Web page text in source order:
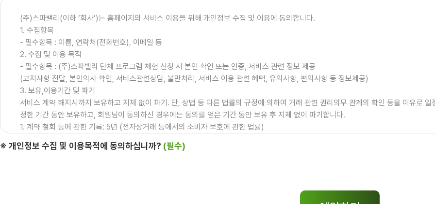
(주)스파밸리(이하 ‘회사’)는 홈페이지의 서비스 이용을 위해 개인정보 수집 및 이용에 동의합니다.
1. 수집항목
- 필수항목 : 이름, 연락처(전화번호), 이메일 등
2. 수집 및 이용 목적
- 필수항목 : (주)스파밸리 단체 프로그램 체험 신청 시 본인 확인 또는 인증, 서비스 관련 정보 제공
(고지사항 전달, 본인의사 확인, 서비스관련상담, 불만처리, 서비스 이용 관련 혜택, 유의사항, 편의사항 등 정보제공)
3. 보유,이용기간 및 파기
서비스 계약 해지시까지 보유하고 지체 없이 파기. 단, 상법 등 다른 법률의 규정에 의하여 거래 관련 권리의무 관계의 확인 등을 이유로
정한 기간 동안 보유하고, 회원님이 동의하신 경우에는 동의를 얻은 기간 동안 보유 후 지체 없이 파기합니다.
1. 계약 철회 등에 관한 기록: 5년 (전자상거래 등에서의 소비자 보호에 관한 법률)
3. 기타 회원의 동의를 득한 경우: 동의를 득한 기간까지
※ 개인정보 수집 및 이용목적에 동의하십니까? (필수)